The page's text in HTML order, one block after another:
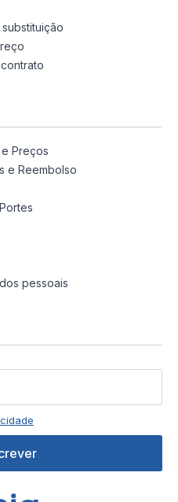
Preços
e Reembolso
pessoais